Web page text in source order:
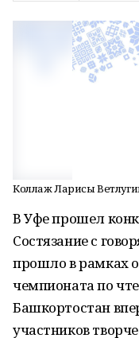
Коллаж Ларисы
В Уфе прошел
Состязание с
прошло в рамках
чемпионата по
Башкортостан
участников